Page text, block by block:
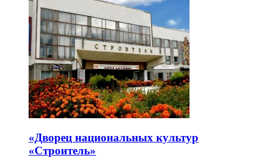
«Дворец национальных культур
«Строитель»